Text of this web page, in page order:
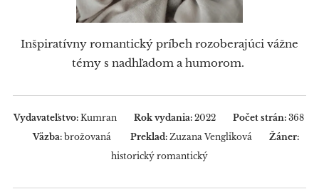
Inšpiratívny romantický príbeh rozoberajúci vážne
témy s nadhľadom a humorom.
Vydavateľstvo: Kumran Rok vydania: 2022 Počet strán: 368
Väzba: brožovaná Preklad: Zuzana Vengliková Žáner:
historický romantický